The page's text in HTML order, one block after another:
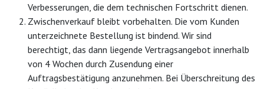
Verbesserungen, die dem technischen Fortschritt dienen.
Zwischenverkauf bleibt vorbehalten. Die vom Kunden
unterzeichnete Bestellung ist bindend. Wir sind
berechtigt, das dann liegende Vertragsangebot innerhalb
von 4 Wochen durch Zusendung einer
Auftragsbestätigung anzunehmen. Bei Überschreitung des